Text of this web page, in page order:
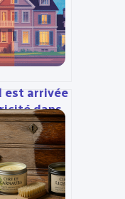
est arrivée
dans
en
et ailleurs